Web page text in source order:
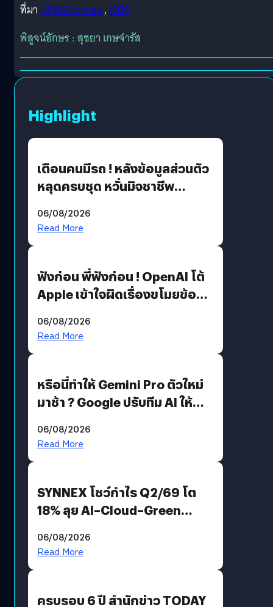
ที่มาNEWS.com.au, NBC
พิสูจน์อักษร : สุชยา เกษจำรัส
Highlight
เตือนคนมีรถ ! หลังข้อมูลส่วนตัว
หลุดครบชุด หวั่นมิจชาชีพ
รหัสผ่านหลุด ไม่ใช่แฮ็กเกอร์
06/08/2026
Read More
ฟังก่อน พี่ฟังก่อน ! OpenAI โต้
Apple เข้าใจผิดเรื่องขโมยข้อมูล
06/08/2026
Read More
หรือนี่ทำให้ Gemini Pro ตัวใหม่
มาช้า ? Google ปรับทีม AI ให้
AGI
06/08/2026
Read More
SYNNEX โชว์กำไร Q2/69 โต
18% ลุย AI–Cloud–Green
Revenue เร่งเครื่อง New
06/08/2026
Read More
ครบรอบ 6 ปี สำนักข่าว TODAY